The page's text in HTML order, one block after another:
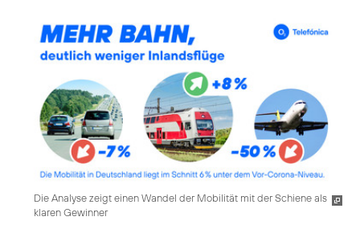
Die Analyse zeigt einen Wandel der Mobilität mit der Schiene als
klaren Gewinner